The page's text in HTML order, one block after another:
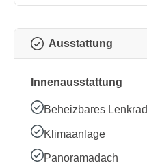
Ausstattung
Innenausstattung
Beheizbares Lenkrad
Klimaanlage
Panoramadach